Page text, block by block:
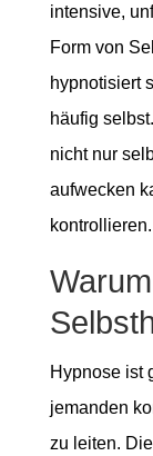
intensive,
Form von
hypnotisiert
häufig
nicht nur
aufwecken
kontrollieren.
Hypnose ist
jemanden
zu leiten.